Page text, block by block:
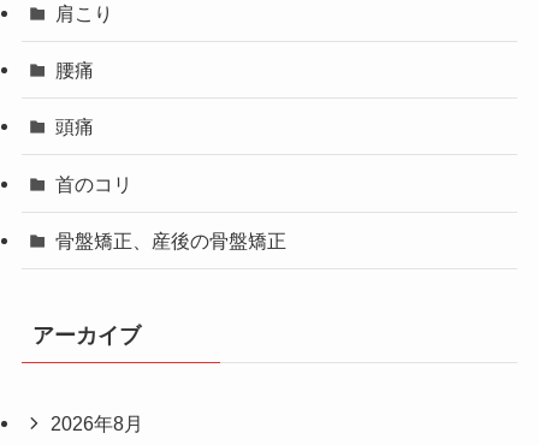
肩こり
腰痛
頭痛
首のコリ
骨盤矯正、産後の骨盤矯正
アーカイブ
2026年8月